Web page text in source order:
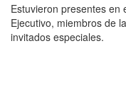
Estuvieron presentes en
Ejecutivo, miembros de
invitados especiales.